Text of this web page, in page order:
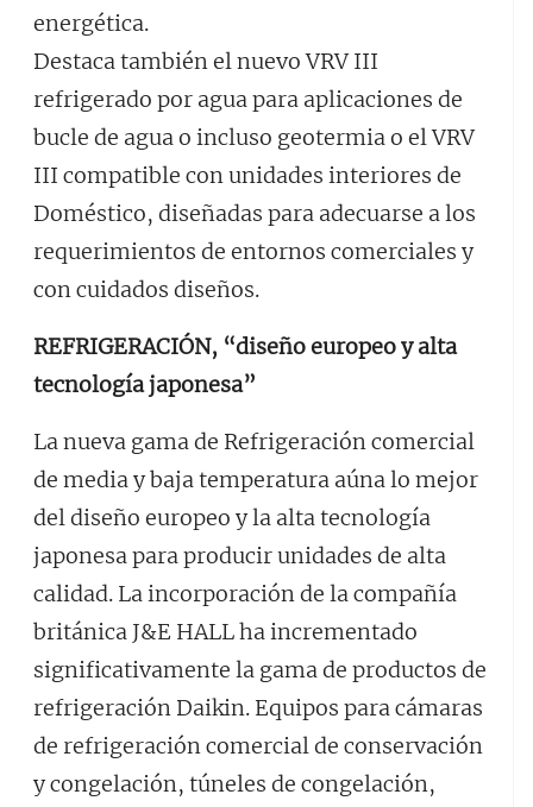
energética.
Destaca también el nuevo VRV III
refrigerado por agua para aplicaciones de
bucle de agua o incluso geotermia o el VRV
III compatible con unidades interiores de
Doméstico, diseñadas para adecuarse a los
requerimientos de entornos comerciales y
con cuidados diseños.
REFRIGERACIÓN, “diseño europeo y alta
tecnología japonesa”
La nueva gama de Refrigeración comercial
de media y baja temperatura aúna lo mejor
del diseño europeo y la alta tecnología
japonesa para producir unidades de alta
calidad. La incorporación de la compañía
británica J&E HALL ha incrementado
significativamente la gama de productos de
refrigeración Daikin. Equipos para cámaras
de refrigeración comercial de conservación
y congelación, túneles de congelación,